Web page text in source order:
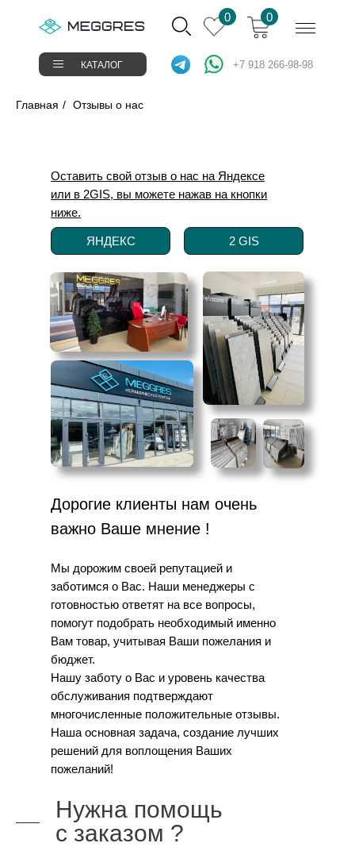
КИРИЛЛА РОССИНСКОГО 15
+7 918 266-98-98
Поиск
товаров
0
0
КАТАЛОГ
Главная / Отзывы о наc
Мы дорожим своей репутацией и
заботимся о Вас. Наши менеджеры с
готовностью ответят на все вопросы,
помогут подобрать необходимый именно
Вам товар, учитывая Ваши пожелания и
бюджет.
Нашу заботу о Вас и уровень качества
обслуживания подтверждают
многочисленные положительные отзывы.
Наша основная задача, создание лучших
решений для воплощения Ваших
пожеланий!
Дорогие клиенты нам очень
важно Ваше мнение !
ЯНДЕКС 2 GIS
Оставить свой отзыв о нас на Яндексе
или в 2GIS, вы можете нажав на кнопки
ниже.
Нужна помощь
с заказом ?